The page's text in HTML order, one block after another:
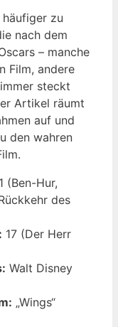
zu
nach dem
– manche
Film, andere
steckt
Artikel räumt
auf und
den wahren
(Ben-Hur,
des
17 (Der Herr
Walt Disney
„Wings“